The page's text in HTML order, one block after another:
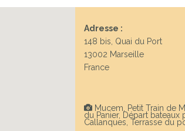
Adresse :
148 bis, Quai du Port
13002 Marseille
France
Mucem, Petit Train de
du Panier, Départ bateaux
Callanques, Terrasse du